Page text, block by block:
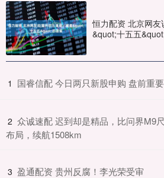
恒力配资 北京网
&quot;十五五
1 国睿信配 今日两只新股申购 盘前重
2 众诚速配 迟到却是精品，比问界M9
布局，续航1508km
3 ​盈通配资 贵州反腐！李光荣受审